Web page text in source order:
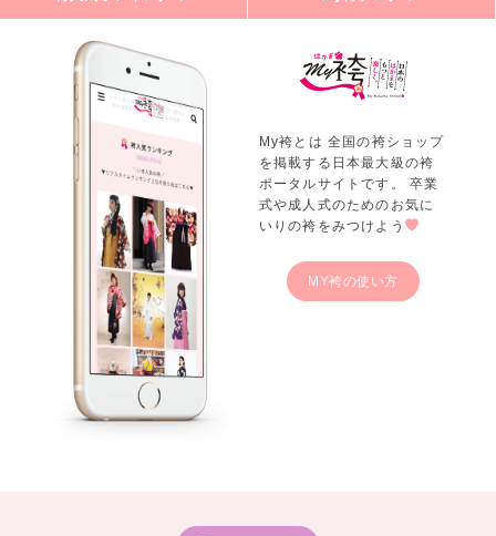
My袴とは 全国の袴ショップ
を掲載する日本最大級の袴
ポータルサイトです。 卒業
式や成人式のためのお気に
いりの袴をみつけよう
MY袴の使い方